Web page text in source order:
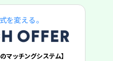
を変える。
マッチングシステム】